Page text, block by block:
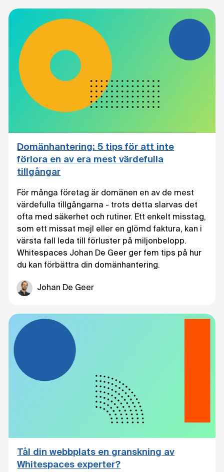
Domänhantering: 5 tips för att inte
förlora en av era mest värdefulla
tillgångar
För många företag är domänen en av de mest
värdefulla tillgångarna - trots detta slarvas det
ofta med säkerhet och rutiner. Ett enkelt misstag,
som ett missat mejl eller en glömd faktura, kan i
värsta fall leda till förluster på miljonbelopp.
Whitespaces Johan De Geer ger fem tips på hur
du kan förbättra din domänhantering.
Johan De Geer
Tål din webbplats en granskning av
Whitespaces experter?